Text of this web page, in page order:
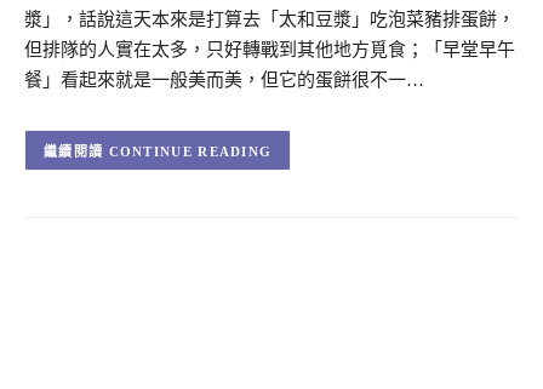
漿」，話說這天本來是打算去「太和豆漿」吃泡菜豬排蛋餅，
但排隊的人實在太多，只好轉戰到其他地方覓食；「早堂早午
餐」看起來就是一般美而美，但它的蛋餅很不一…
CONTINUE READING